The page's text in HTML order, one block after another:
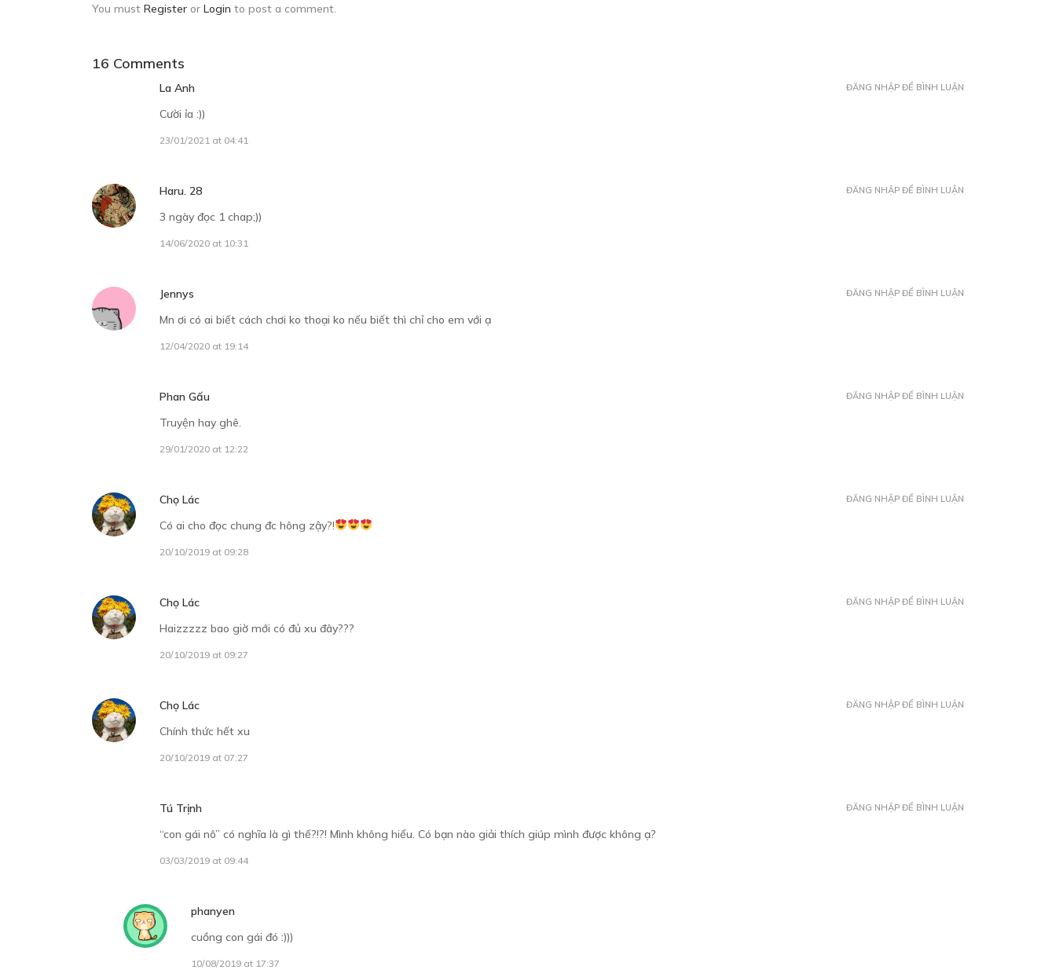
You must Register or Login to post a comment.
16 Comments
La Anh
Cười ỉa :))
23/01/2021 at 04:41
ĐĂNG NHẬP ĐỂ BÌNH LUẬN
Haru. 28
3 ngày đọc 1 chap;))
14/06/2020 at 10:31
ĐĂNG NHẬP ĐỂ BÌNH LUẬN
Jennys
Mn ơi có ai biết cách chơi ko thoại ko nếu biết thì chỉ cho em với ạ
12/04/2020 at 19:14
ĐĂNG NHẬP ĐỂ BÌNH LUẬN
Phan Gấu
Truyện hay ghê.
29/01/2020 at 12:22
ĐĂNG NHẬP ĐỂ BÌNH LUẬN
Chọ Lác
Có ai cho đọc chung đc hông zậy?!
20/10/2019 at 09:28
ĐĂNG NHẬP ĐỂ BÌNH LUẬN
Chọ Lác
Haizzzzz bao giờ mới có đủ xu đây???
20/10/2019 at 09:27
ĐĂNG NHẬP ĐỂ BÌNH LUẬN
Chọ Lác
Chính thức hết xu
20/10/2019 at 07:27
ĐĂNG NHẬP ĐỂ BÌNH LUẬN
Tú Trịnh
“con gái nô” có nghĩa là gì thế?!?! Mình không hiểu. Có bạn nào giải thích giúp mình được không ạ?
03/03/2019 at 09:44
ĐĂNG NHẬP ĐỂ BÌNH LUẬN
phanyen
cuồng con gái đó :)))
10/08/2019 at 17:37